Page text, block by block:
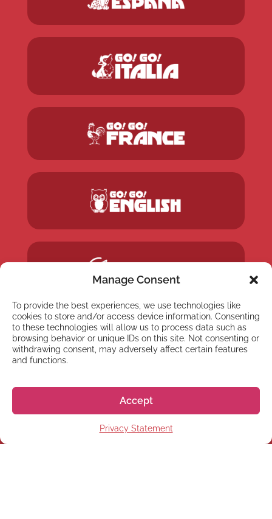
Manage Consent
To provide the best experiences, we use technologies like
cookies to store and/or access device information. Consenting
to these technologies will allow us to process data such as
browsing behavior or unique IDs on this site. Not consenting or
withdrawing consent, may adversely affect certain features
and functions.
Accept
Privacy Statement